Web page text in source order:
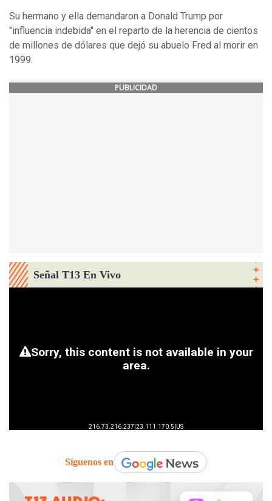
Su hermano y ella demandaron a Donald Trump por
"influencia indebida" en el reparto de la herencia de cientos
de millones de dólares que dejó su abuelo Fred al morir en
1999.
PUBLICIDAD
Señal T13 En Vivo
Síguenos en